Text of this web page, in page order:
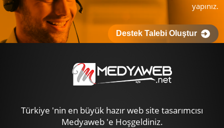
yapınız.
Destek Talebi Oluştur
Türkiye 'nin en büyük hazır web site tasarımcısı
Medyaweb 'e Hoşgeldiniz.